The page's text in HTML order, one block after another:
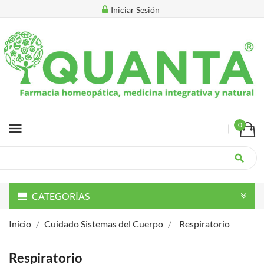
Iniciar Sesión
menu 0
search
CATEGORÍAS
Inicio Cuidado Sistemas del Cuerpo Respiratorio
Respiratorio